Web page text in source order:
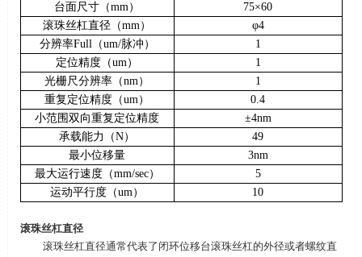
台面尺寸（mm） 75×60
滚珠丝杠直径（mm） φ4
分辨率Full（um/脉冲）
1
定位精度（um）
1
光栅尺分辨率（nm）
1
重复定位精度（um）
0.4
小范围双向重复定位精度
±4nm
承载能力（N）
49
最小位移量
3nm
最大运行速度（mm/sec）
5
运动平行度（um） 10
滚珠丝杠直径
滚珠丝杠直径通常代表了闭环位移台滚珠丝杠的外径或者螺纹直